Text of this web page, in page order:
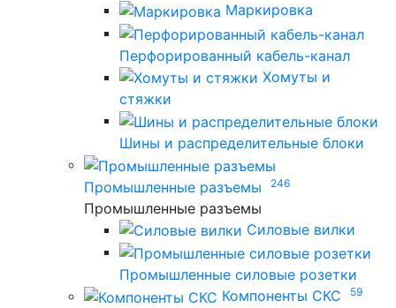
Маркировка
Перфорированный кабель-канал
Хомуты и
стяжки
Шины и распределительные блоки
Промышленные разъемы 246
Промышленные разъемы
Силовые вилки
Промышленные силовые розетки
Компоненты СКС
59